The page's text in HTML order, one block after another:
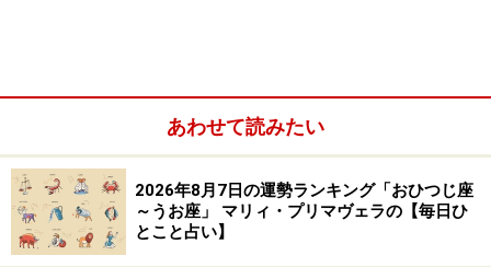
【編集部おすすめの購入サイト】
Amazonで占い関連の商品をチェック！
あわせて読みたい
2026年8月7日の運勢ランキング「おひつじ座
～うお座」 マリィ・プリマヴェラの【毎日ひ
とこと占い】